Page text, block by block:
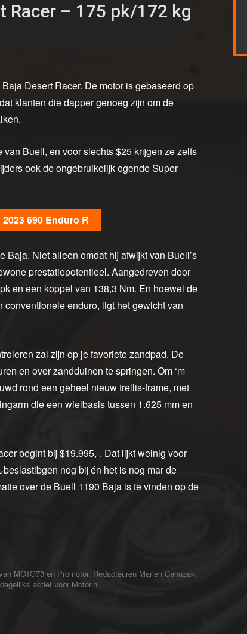
Racer – 175 pk/172 kg
Desert Racer. De motor is gebaseerd op
klanten die dapper genoeg zijn om de
Buell, en voor slechts $25 krijgen ze zelfs
ook de ongebruikelijk ogende Super
690 Enduro R
Baja. Niet alleen omdat hij afwijkt van Buell’s
prestatiepotentieel. Aangedreven door
en een koppel van 138,3 Nm. En hoewel de
enduro, ligt het gewicht van
zal zijn op je favoriete zandpad. De
en over zandduinen te springen. Om ‘m
rond een geheel nieuw trellis-frame, met
die een wielbasis tussen 1.625 mm en
begint bij $19.995,-. Dat lijkt weinig voor
nog bij én het is nog mar de
over de Buell 1190 Baja is te vinden op de
MOTO73 en Promotor. Redacteuren Marien Cahuzak,
actief voor Motor.nl.